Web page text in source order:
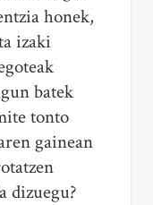
honek,
izaki
batek
tonto
gainean
dizuegu?